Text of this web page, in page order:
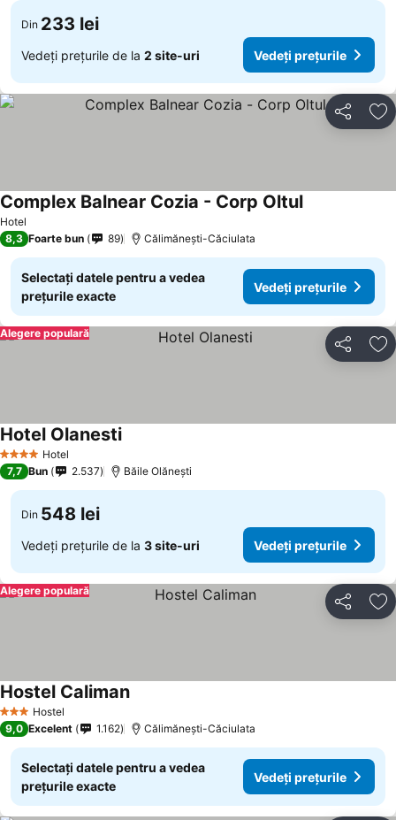
Din 233 lei
Vedeți prețurile de la 2 site-uri Vedeți prețurile
Distribuiți
Hotel
Complex Balnear Cozia - Corp OltulVedeți
8,3 Foarte bun 89 Călimănești-Căciulata
Selectați datele pentru a vedea
prețurile exacte
Vedeți prețurile
Distribuiți
Alegere populară
4 Stele Hotel
Hotel OlanestiVedeți prețurile
7,7 Bun 2.537 Băile Olăneşti
Din 548 lei
Vedeți prețurile de la 3 site-uri Vedeți prețurile
Distribuiți
Alegere populară
3 SteleHostel
Hostel CalimanVedeți prețurile
9,0 Excelent 1.162 Călimănești-Căciulata
Selectați datele pentru a vedea
prețurile exacte
Vedeți prețurile